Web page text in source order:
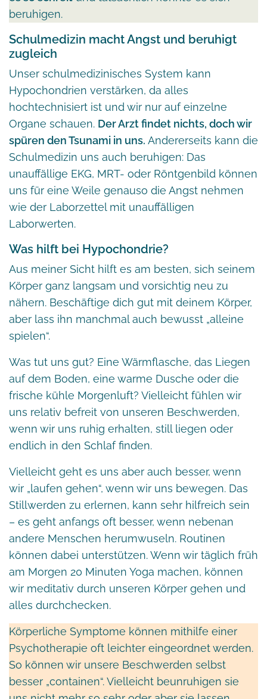
beruhigen.
Schulmedizin macht Angst und beruhigt
zugleich
Unser schulmedizinisches System kann
Hypochondrien verstärken, da alles
hochtechnisiert ist und wir nur auf einzelne
Organe schauen. Der Arzt findet nichts, doch wir
spüren den Tsunami in uns. Andererseits kann die
Schulmedizin uns auch beruhigen: Das
unauffällige EKG, MRT- oder Röntgenbild können
uns für eine Weile genauso die Angst nehmen
wie der Laborzettel mit unauffälligen
Laborwerten.
Was hilft bei Hypochondrie?
Aus meiner Sicht hilft es am besten, sich seinem
Körper ganz langsam und vorsichtig neu zu
nähern. Beschäftige dich gut mit deinem Körper,
aber lass ihn manchmal auch bewusst „alleine
spielen“.
Was tut uns gut? Eine Wärmflasche, das Liegen
auf dem Boden, eine warme Dusche oder die
frische kühle Morgenluft? Vielleicht fühlen wir
uns relativ befreit von unseren Beschwerden,
wenn wir uns ruhig erhalten, still liegen oder
endlich in den Schlaf finden.
Vielleicht geht es uns aber auch besser, wenn
wir „laufen gehen“, wenn wir uns bewegen. Das
Stillwerden zu erlernen, kann sehr hilfreich sein
– es geht anfangs oft besser, wenn nebenan
andere Menschen herumwuseln. Routinen
können dabei unterstützen. Wenn wir täglich früh
am Morgen 20 Minuten Yoga machen, können
wir meditativ durch unseren Körper gehen und
alles durchchecken.
Körperliche Symptome können mithilfe einer
Psychotherapie oft leichter eingeordnet werden.
So können wir unsere Beschwerden selbst
besser „containen“. Vielleicht beunruhigen sie